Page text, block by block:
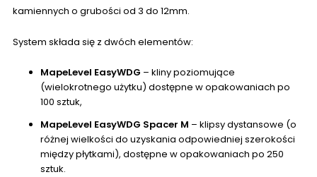
kamiennych o grubości od 3 do 12mm.
System składa się z dwóch elementów:
MapeLevel EasyWDG – kliny poziomujące
(wielokrotnego użytku) dostępne w opakowaniach po
100 sztuk,
MapeLevel EasyWDG Spacer M – klipsy dystansowe (o
różnej wielkości do uzyskania odpowiedniej szerokości
między płytkami), dostępne w opakowaniach po 250
sztuk.